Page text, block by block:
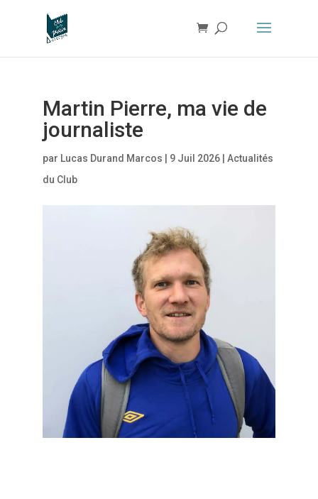
Martin Pierre, ma vie de
journaliste
par Lucas Durand Marcos 9 Juil 2026| Actualités
du Club